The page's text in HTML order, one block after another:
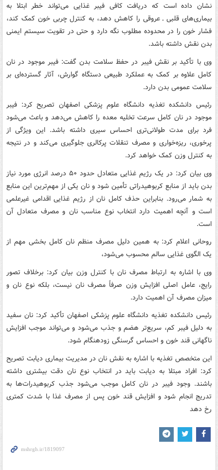
نشان داده است که دریافت کافی فیبر غذایی می‌تواند خطر ابتلا به
بیماری‌های قلبی ـ عروقی را کاهش دهد، به کنترل چربی خون کمک کند،
فشار خون را در محدوده مطلوب نگه دارد و حتی در تقویت سیستم ایمنی
بدن نقش داشته باشد.
وی با تأکید بر نقش فیبر در حفظ سلامت بدن گفت: فیبر موجود در نان
کامل علاوه بر کمک به عملکرد طبیعی دستگاه گوارش، آثار گسترده‌ای بر
سلامت عمومی بدن دارد.
رئیس دانشکده تغذیه دانشگاه علوم پزشکی اصفهان تصریح کرد: فیبر
موجود در نان کامل سرعت تخلیه معده را کاهش می‌دهد و باعث می‌شود
فرد برای مدت طولانی‌تری احساس سیری داشته باشد. این ویژگی از
پرخوری، ریزه‌خواری و مصرف تنقلات پرکالری جلوگیری می‌کند و در نتیجه
به کنترل وزن کمک خواهد کرد.
وی بیان کرد: در یک رژیم غذایی متعادل حدود ۵۰ درصد انرژی مورد نیاز
بدن باید از منابع کربوهیدراتی تأمین شود و نان یکی از مهم‌ترین این منابع
به شمار می‌رود. بنابراین حذف کامل نان از رژیم غذایی اقدامی غیرعلمی
است و آنچه اهمیت دارد انتخاب نوع مناسب نان و مصرف متعادل آن
است.
روحانی اعلام کرد: به همین دلیل مصرف منظم نان کامل بخشی مهم از
یک الگوی غذایی سالم محسوب می‌شود،
وی با اشاره به ارتباط مصرف نان با کنترل وزن بیان کرد: برخلاف تصور
رایج، عامل اصلی افزایش وزن صرفاً مصرف نان نیست، بلکه نوع نان و
میزان مصرف آن اهمیت دارد.
رئیس دانشکده تغذیه دانشگاه علوم پزشکی اصفهان تأکید کرد: نان سفید
به دلیل فیبر کم، سریع‌تر هضم و جذب می‌شود و می‌تواند موجب افزایش
ناگهانی قند خون و احساس گرسنگی زودهنگام شود.
این متخصص تغذیه با اشاره به نقش نان در مدیریت بیماری دیابت تصریح
کرد: افراد مبتلا به دیابت باید در انتخاب نوع نان دقت بیشتری داشته
باشند. وجود فیبر در نان کامل موجب می‌شود جذب کربوهیدرات‌ها به
تدریج انجام شود و افزایش قند خون پس از مصرف غذا با شدت کمتری
رخ دهد